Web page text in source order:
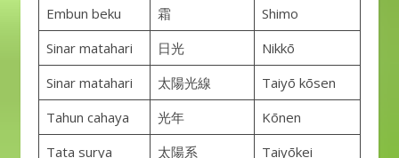
Embun beku
霜
Shimo
Sinar matahari
日光
Nikkō
Sinar matahari
太陽光線
Taiyō kōsen
Tahun cahaya
光年
Kōnen
Tata surya
太陽系
Taiyōkei